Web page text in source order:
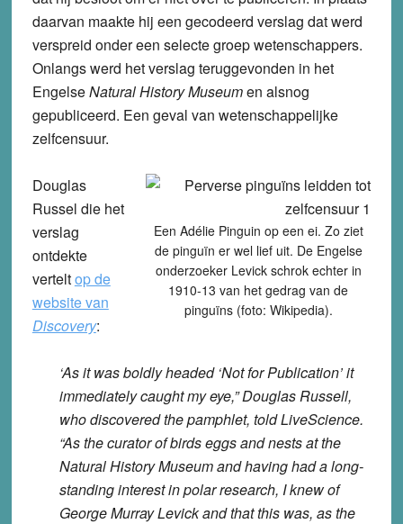
daarvan maakte hij een gecodeerd verslag dat werd
verspreid onder een selecte groep wetenschappers.
Onlangs werd het verslag teruggevonden in het
EngelseNatural History Museumen alsnog
gepubliceerd. Een geval van wetenschappelijke
zelfcensuur.
Een Adélie Pinguin op een ei. Zo ziet
de pinguïn er wel lief uit. De Engelse
onderzoeker Levick schrok echter in
1910-13 van het gedrag van de
pinguïns (foto: Wikipedia).
Douglas
Russel die het
verslag
ontdekte
verteltop de
website van
Discovery:
‘As it was boldly headed ‘Not for Publication’ it
immediately caught my eye,” Douglas Russell,
who discovered the pamphlet, told LiveScience.
“As the curator of birds eggs and nests at the
Natural History Museum and having had a long-
standing interest in polar research, I knew of
George Murray Levick and that this was, as the